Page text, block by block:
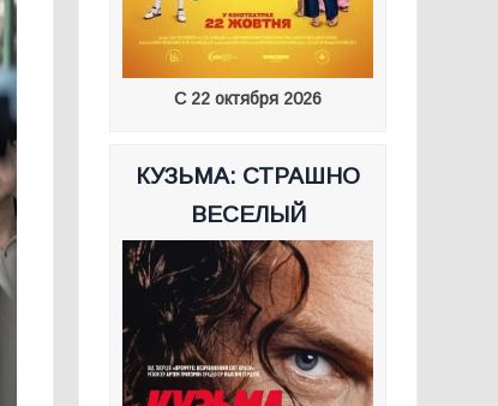
С 22 октября 2026
КУЗЬМА: СТРАШНО
ВЕСЕЛЫЙ